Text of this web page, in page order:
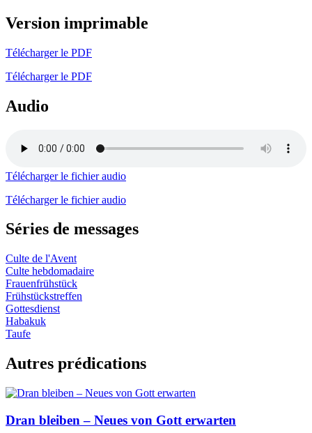
Version imprimable
Télécharger le PDF
Télécharger le PDF
Audio
Télécharger le fichier audio
Télécharger le fichier audio
Séries de messages
Culte de l'Avent
Culte hebdomadaire
Frauenfrühstück
Frühstückstreffen
Gottesdienst
Habakuk
Taufe
Autres prédications
Dran bleiben – Neues von Gott erwarten